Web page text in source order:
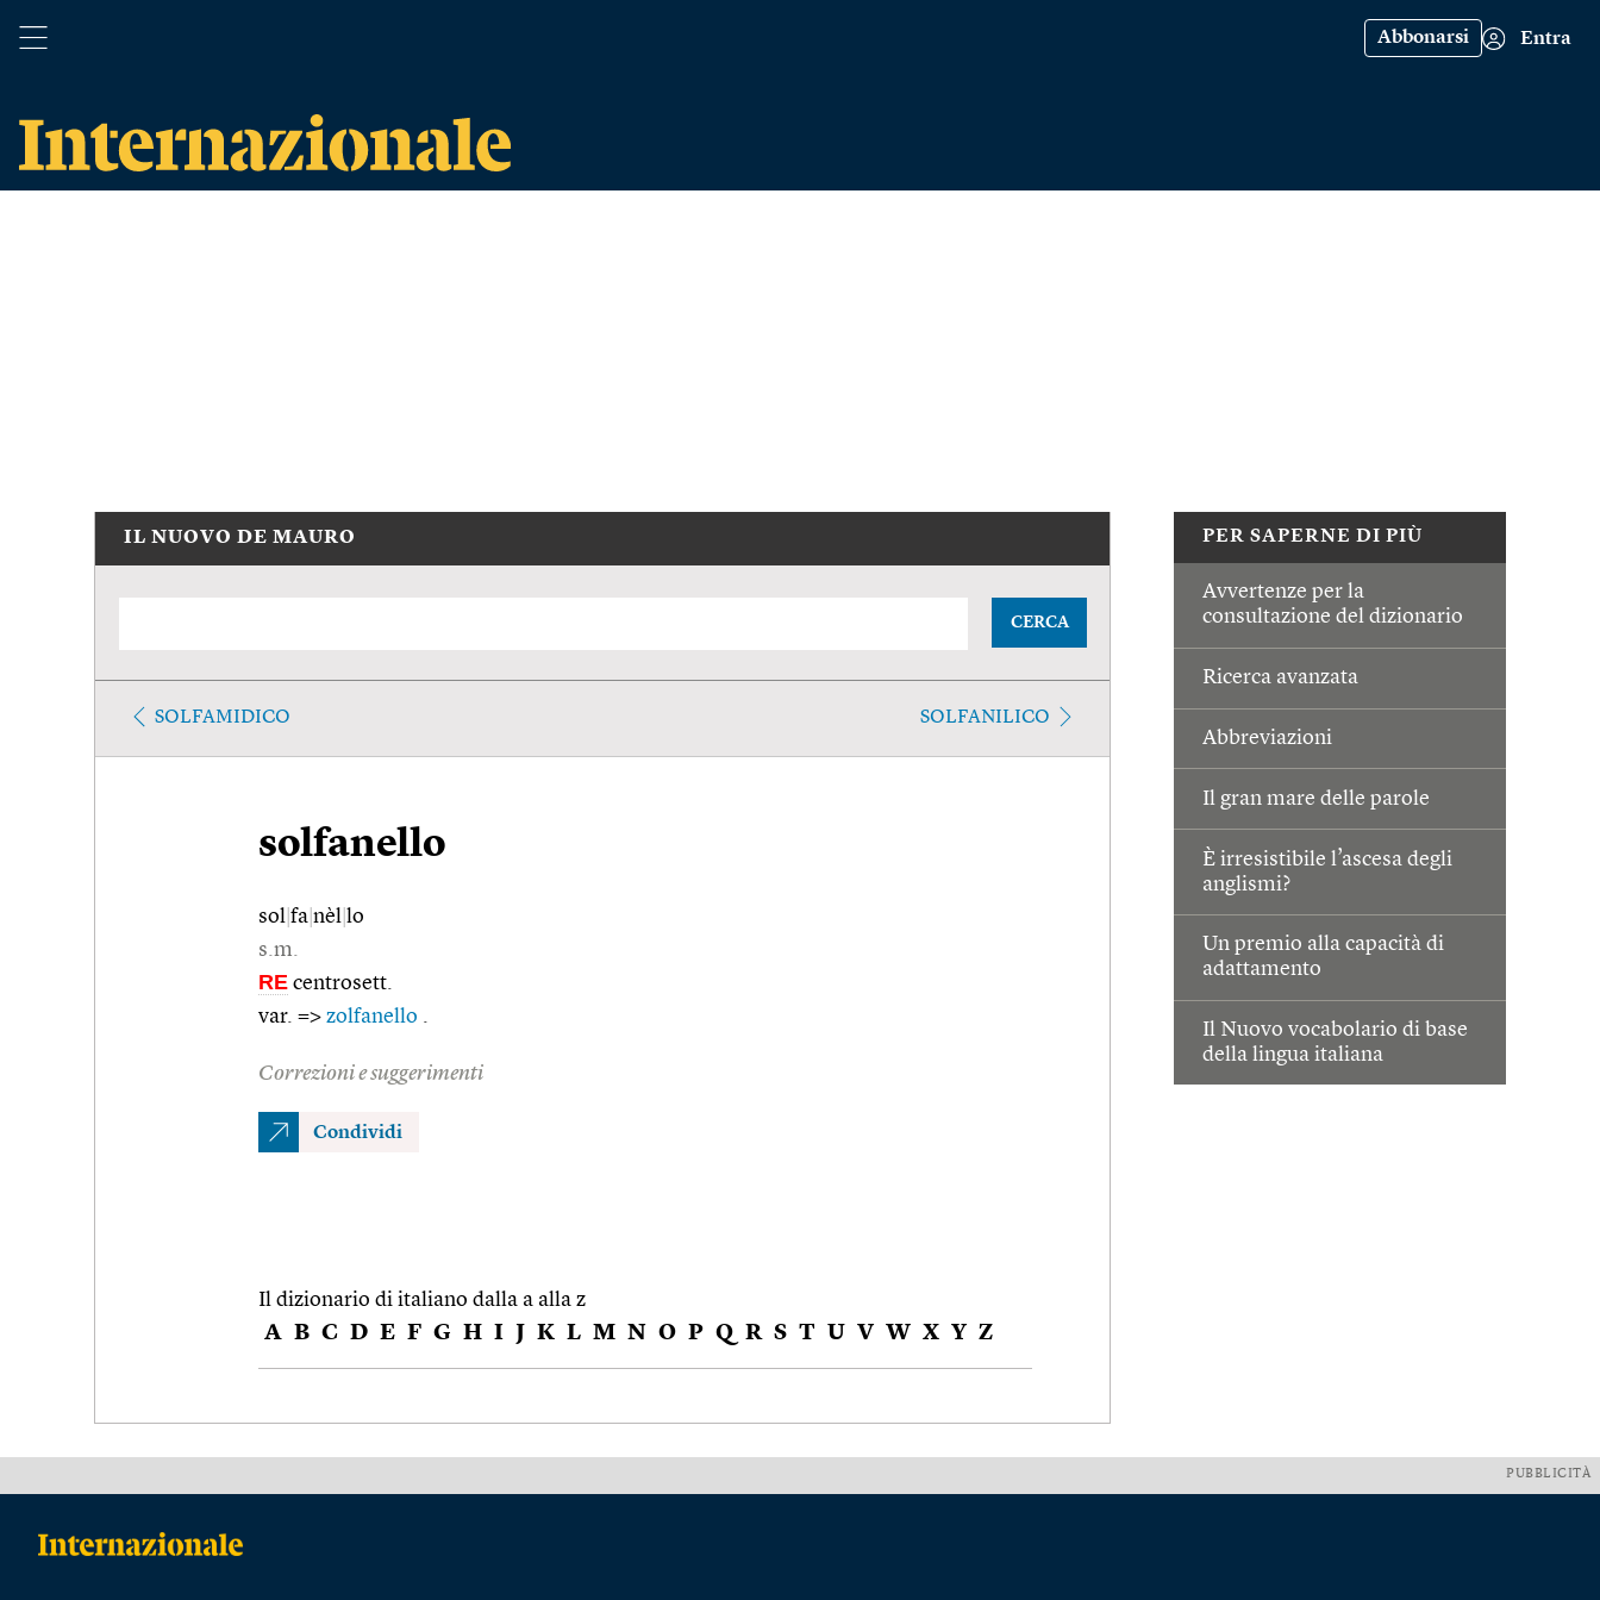
Abbonarsi Entra
PER SAPERNE DI PIÙ
Avvertenze per la
consultazione del dizionario
Ricerca avanzata
Abbreviazioni
Il gran mare delle parole
È irresistibile l’ascesa degli
anglismi?
Un premio alla capacità di
adattamento
Il Nuovo vocabolario di base
della lingua italiana
IL NUOVO DE MAURO
CERCA
SOLFAMIDICO SOLFANILICO
solfanello
sol fa nèl lo
s.m.
RE centrosett.
var. => zolfanello .
Correzioni e suggerimenti
Condividi
Il dizionario di italiano dalla a alla z
A B C D E F G H I J K L M N O P Q R S T U V W X Y Z
PUBBLICITÀ